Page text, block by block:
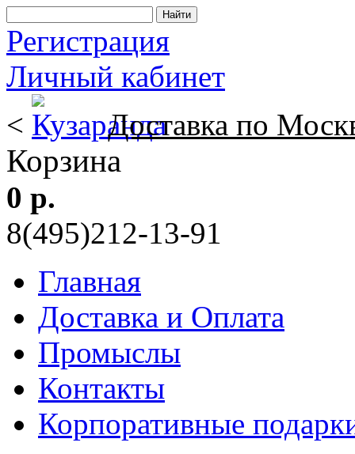
Регистрация
Личный кабинет
<
Доставка по
Корзина
0 р.
8(495)212-13-91
Главная
Доставка и Оплата
Промыслы
Контакты
Корпоративные